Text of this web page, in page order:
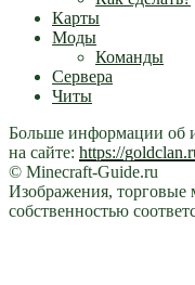
Карты
Моды
Команды
Сервера
Читы
Больше информации об
на сайте: https://
© Minecraft-Guide.ru
Изображения, торговые
собственностью